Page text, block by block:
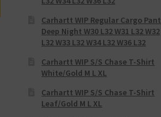
Carhartt WIP Regular Cargo Pant
Deep Night W30 L32 W31 L32 W32
L32 W33 L32 W34 L32 W36 L32
Carhartt WIP S/S Chase T-Shirt
White/Gold M L XL
Carhartt WIP S/S Chase T-Shirt
Leaf/Gold M L XL